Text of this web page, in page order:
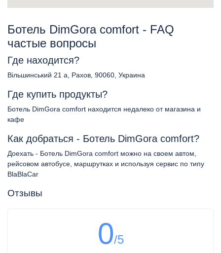
Ботель DimGora comfort - FAQ
частые вопросы
Где находится?
Вільшинський 21 а, Рахов, 90060, Украина
Где купить продукты?
Ботель DimGora comfort находится недалеко от магазина и
кафе
Как добраться - Ботель DimGora comfort?
Доехать - Ботель DimGora comfort можно на своем автом,
рейсовом автобусе, маршрутках и используя сервис по типу
BlaBlaCar
Отзывы
0/5